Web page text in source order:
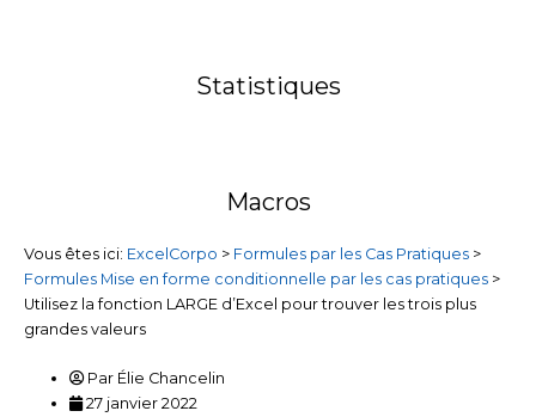
Statistiques
Macros
Vous êtes ici: ExcelCorpo > Formules par les Cas Pratiques >
Formules Mise en forme conditionnelle par les cas pratiques >
Utilisez la fonction LARGE d’Excel pour trouver les trois plus
grandes valeurs
Par Élie Chancelin
27 janvier 2022